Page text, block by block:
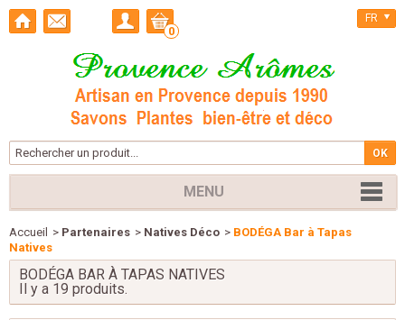
0
FR
MENU
Accueil > Partenaires > Natives Déco > BODÉGA Bar à Tapas
Natives
BODÉGA BAR À TAPAS NATIVES
Il y a 19 produits.